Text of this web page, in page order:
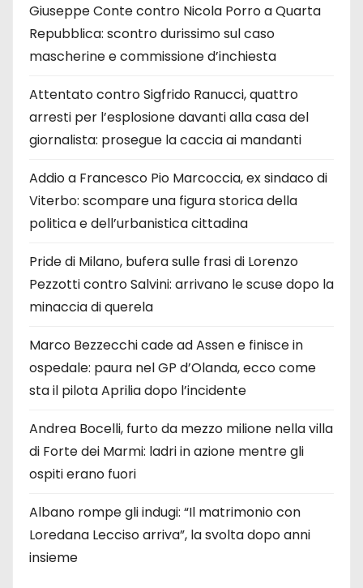
Giuseppe Conte contro Nicola Porro a Quarta
Repubblica: scontro durissimo sul caso
mascherine e commissione d’inchiesta
Attentato contro Sigfrido Ranucci, quattro
arresti per l’esplosione davanti alla casa del
giornalista: prosegue la caccia ai mandanti
Addio a Francesco Pio Marcoccia, ex sindaco di
Viterbo: scompare una figura storica della
politica e dell’urbanistica cittadina
Pride di Milano, bufera sulle frasi di Lorenzo
Pezzotti contro Salvini: arrivano le scuse dopo la
minaccia di querela
Marco Bezzecchi cade ad Assen e finisce in
ospedale: paura nel GP d’Olanda, ecco come
sta il pilota Aprilia dopo l’incidente
Andrea Bocelli, furto da mezzo milione nella villa
di Forte dei Marmi: ladri in azione mentre gli
ospiti erano fuori
Albano rompe gli indugi: “Il matrimonio con
Loredana Lecciso arriva”, la svolta dopo anni
insieme